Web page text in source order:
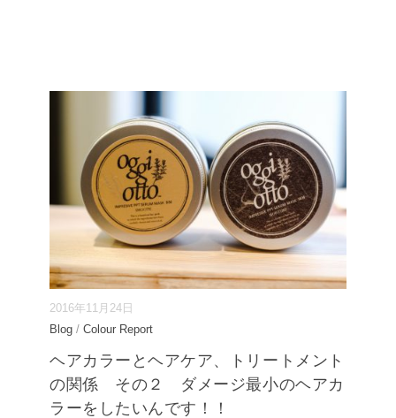
2016年11月24日
Blog / Colour Report
ヘアカラーとヘアケア、トリートメント
の関係 その２ ダメージ最小のヘアカ
ラーをしたいんです！！